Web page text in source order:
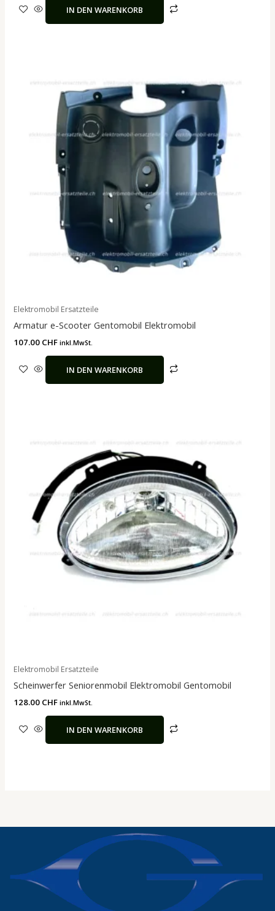
IN DEN WARENKORB
Elektromobil Ersatzteile
Armatur e-Scooter Gentomobil Elektromobil
107.00 CHF inkl.MwSt.
IN DEN WARENKORB
Elektromobil Ersatzteile
Scheinwerfer Seniorenmobil Elektromobil Gentomobil
128.00 CHF inkl.MwSt.
IN DEN WARENKORB